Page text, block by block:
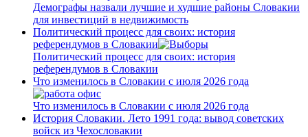
Демографы назвали лучшие и худшие районы Словакии
для инвестиций в недвижимость
Политический процесс для своих: история
референдумов в Словакии
Политический процесс для своих: история
референдумов в Словакии
Что изменилось в Словакии с июля 2026 года
Что изменилось в Словакии с июля 2026 года
История Словакии. Лето 1991 года: вывод советских
войск из Чехословакии